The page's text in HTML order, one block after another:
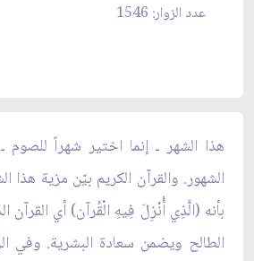
عدد الزوار: 1546
هذا الشهر ـ إنما اختير شهراً للصوم
الشهور. والقرآن الكريم بيّن مزية هذا
بأنه (الَّذِي أُنْزِلَ فِيهِ الْقُرآن) أي
الطالح ويضمن سعادة البشرية. وفي